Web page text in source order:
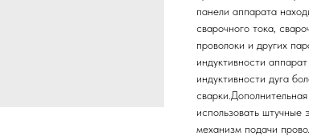
панели аппарата
сварочного тока,
проволоки и других
индуктивности
индуктивности дуга
использовать
механизм подачи